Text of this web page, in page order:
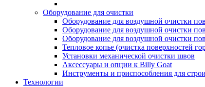
Оборудование для очистки
Оборудование для воздушной очистки
Оборудование для воздушной очистки
Оборудование для воздушной очистки
Тепловое копье (очистка поверхностей
Установки механической очистки швов
Аксессуары и опции к Billy Goat
Инструменты и приспособления для
Технологии